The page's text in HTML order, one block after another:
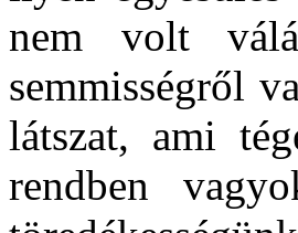
nem volt
semmisségről
látszat, ami
rendben